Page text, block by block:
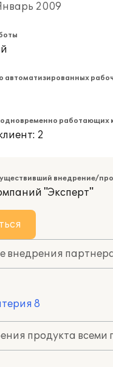
2009
автоматизированных
одновременно работающих
2
внедрение/
"Эксперт"
внедрения
8
продукта